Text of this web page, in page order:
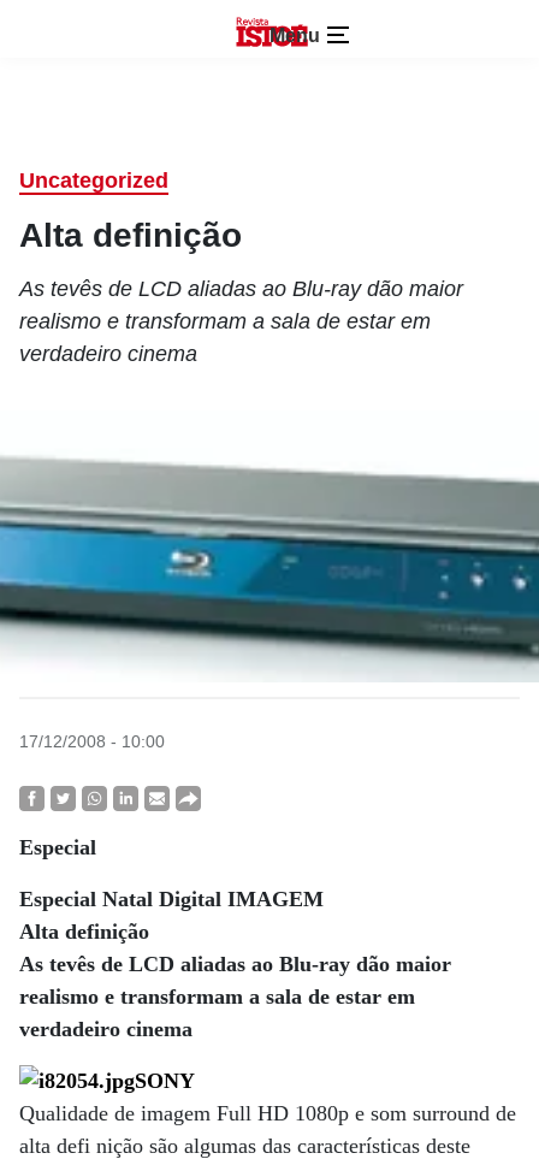
Menu
Uncategorized
Alta definição
As tevês de LCD aliadas ao Blu-ray dão maior
realismo e transformam a sala de estar em
verdadeiro cinema
17/12/2008 - 10:00
Especial
Especial Natal Digital IMAGEM
Alta definição
As tevês de LCD aliadas ao Blu-ray dão maior
realismo e transformam a sala de estar em
verdadeiro cinema
SONY
Qualidade de imagem Full HD 1080p e som surround de
alta defi nição são algumas das características deste